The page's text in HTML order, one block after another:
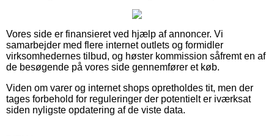
Vores side er finansieret ved hjælp af annoncer. Vi
samarbejder med flere internet outlets og formidler
virksomhedernes tilbud, og høster kommission såfremt en af
de besøgende på vores side gennemfører et køb.
Viden om varer og internet shops opretholdes tit, men der
tages forbehold for reguleringer der potentielt er iværksat
siden nyligste opdatering af de viste data.